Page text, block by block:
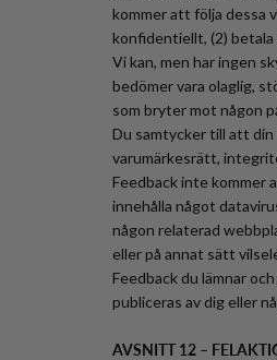
kommer att följa dessa
konfidentiellt, (2) betala
Vi kan, men har ingen
bedömer vara olaglig,
som bryter mot någon
Du samtycker till att
varumärkesrätt,
Feedback inte kommer
innehålla något
någon relaterad
eller på annat sätt
Feedback du lämnar
publiceras av dig eller
AVSNITT 12 –